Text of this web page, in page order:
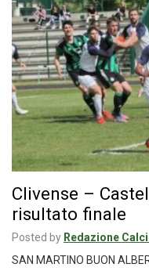
Clivense –
risultato finale
Posted by Redazione
SAN MARTINO BUON